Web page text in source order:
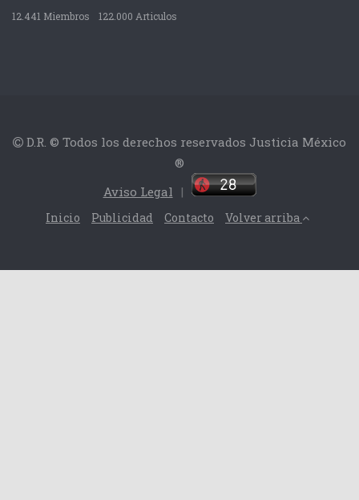
12.441 Miembros 122.000 Articulos
D.R. © Todos los derechos reservados Justicia México
®
Aviso Legal |
Inicio Publicidad Contacto Volver arriba